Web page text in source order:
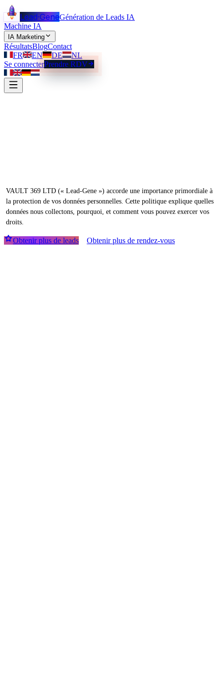
Lead·GeneGénération de Leads IA
Machine IA
IA Marketing
RésultatsBlogContact
FR
EN DE
NL
Se connecterPrendre RDV
VAULT 369 LTD (« Lead-Gene ») accorde une importance primordiale à
la protection de vos données personnelles. Cette politique explique quelles
données nous collectons, pourquoi, et comment vous pouvez exercer vos
droits.
Obtenir plus de leads Obtenir plus de rendez-vous